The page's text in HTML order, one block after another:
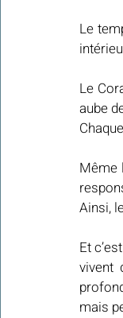
Le
Le
aube
Même
Ainsi,
Et
vivent
mais